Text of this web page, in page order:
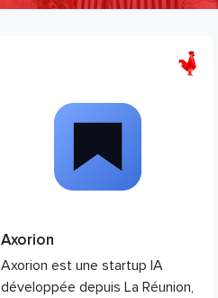
Axorion
Axorion est une startup IA
développée depuis La Réunion,